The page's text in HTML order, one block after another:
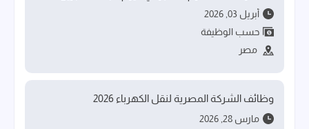
أبريل 03, 2026
حسب الوظيفة
مصر
وظائف الشركة المصرية لنقل الكهرباء 2026
مارس 28, 2026